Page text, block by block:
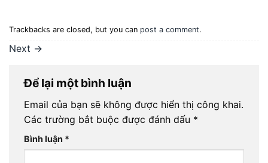
Trackbacks are closed, but you can post a comment.
Next →
Để lại một bình luận
Email của bạn sẽ không được hiển thị công khai.
Các trường bắt buộc được đánh dấu *
Bình luận *